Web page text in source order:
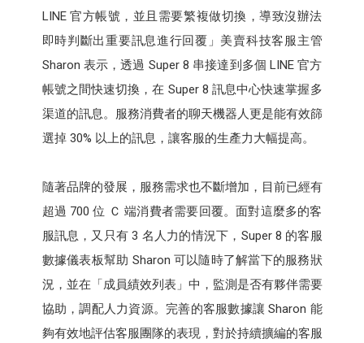
LINE 官方帳號，並且需要繁複做切換，導致沒辦法
即時判斷出重要訊息進行回覆」美賣科技客服主管
Sharon 表示，透過 Super 8 串接達到多個 LINE 官方
帳號之間快速切換，在 Super 8 訊息中心快速掌握多
渠道的訊息。服務消費者的聊天機器人更是能有效篩
選掉 30% 以上的訊息，讓客服的生產力大幅提高。
隨著品牌的發展，服務需求也不斷增加，目前已經有
超過 700 位 Ｃ 端消費者需要回覆。面對這麼多的客
服訊息，又只有 3 名人力的情況下，Super 8 的客服
數據儀表板幫助 Sharon 可以隨時了解當下的服務狀
況，並在「成員績效列表」中，監測是否有夥伴需要
協助，調配人力資源。完善的客服數據讓 Sharon 能
夠有效地評估客服團隊的表現，對於持續擴編的客服